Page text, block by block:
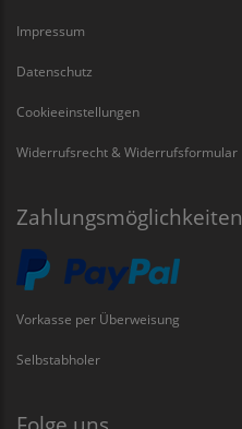
Impressum
Datenschutz
Cookieeinstellungen
Widerrufsrecht & Widerrufsformular
Zahlungsmöglichkeiten
Vorkasse per Überweisung
Selbstabholer